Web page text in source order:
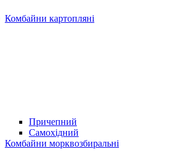
Комбайни картопляні
Причепний
Самохідний
Комбайни морквозбиральні